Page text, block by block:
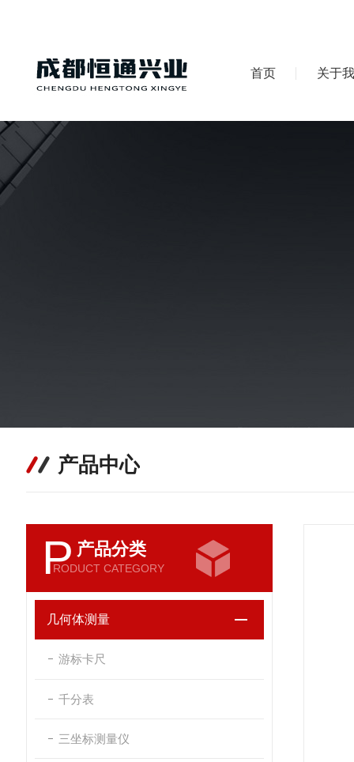
首页 关于
产品中心
P 产品分类
RODUCT CATEGORY
几何体测量
游标卡尺
千分表
三坐标测量仪